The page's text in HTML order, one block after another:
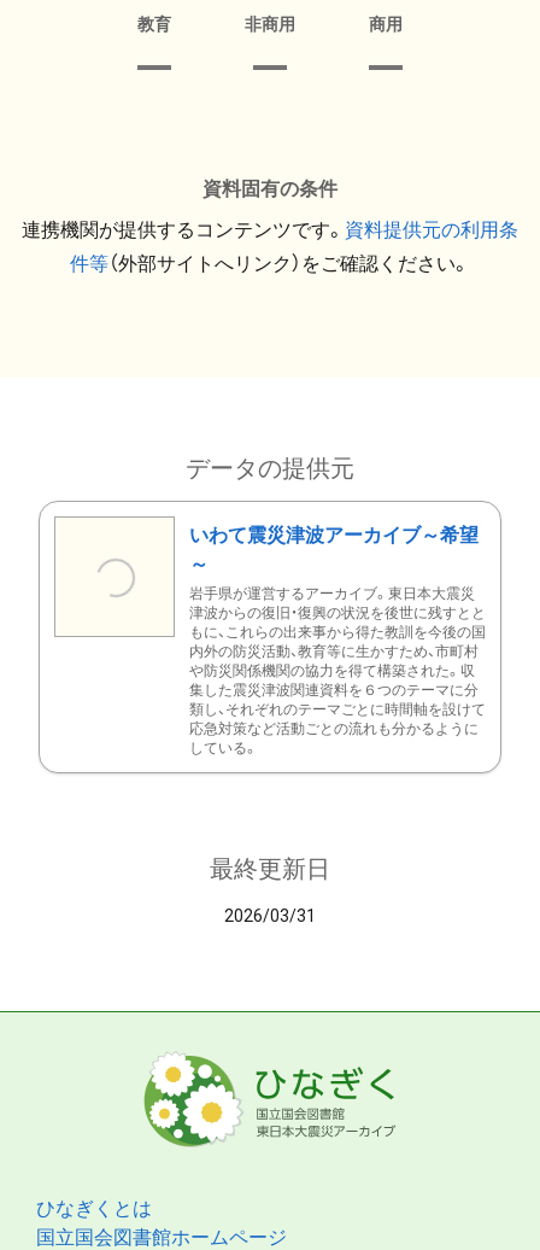
教育 非商用 商用
資料固有の条件
連携機関が提供するコンテンツです。 資料提供元の利用条
件等（外部サイトへリンク）をご確認ください。
データの提供元
いわて震災津波アーカイブ～希望
～
岩手県が運営するアーカイブ。東日本大震災
津波からの復旧・復興の状況を後世に残すとと
もに、これらの出来事から得た教訓を今後の国
内外の防災活動、教育等に生かすため、市町村
や防災関係機関の協力を得て構築された。収
集した震災津波関連資料を６つのテーマに分
類し、それぞれのテーマごとに時間軸を設けて
応急対策など活動ごとの流れも分かるように
している。
最終更新日
2026/03/31
ひなぎくとは
国立国会図書館ホームページ